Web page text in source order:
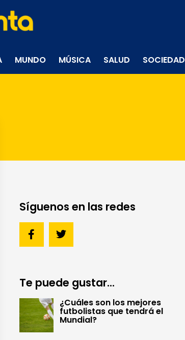
MUNDO MÚSICA SALUD SOCIEDAD
Síguenos en las redes
Te puede gustar...
¿Cuáles son los mejores
futbolistas que tendrá el
Mundial?